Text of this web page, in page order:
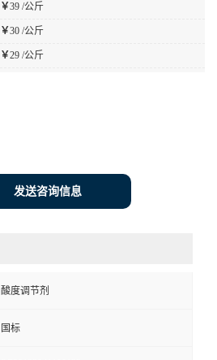
￥39 /公斤
￥30 /公斤
￥29 /公斤
发送咨询信息
酸度调节剂
国标